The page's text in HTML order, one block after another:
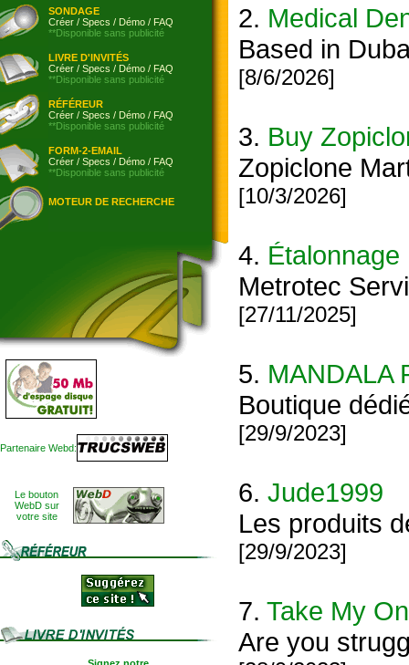
SONDAGE
Créer / Specs / Démo / FAQ
**Disponible sans publicité
LIVRE D'INVITÉS
Créer / Specs / Démo / FAQ
**Disponible sans publicité
RÉFÉREUR
Créer / Specs / Démo / FAQ
**Disponible sans publicité
FORM-2-EMAIL
Créer / Specs / Démo / FAQ
**Disponible sans publicité
MOTEUR DE RECHERCHE
Partenaire Webd:
Le bouton
WebD sur
votre site
2. Medical
Based in
[8/6/2026]
3. Buy
Zopiclone
[10/3/2026]
4. Étalonnage
Metrotec
[27/11/2025]
5. MANDALA
Boutique
[29/9/2023]
6. Jude1999
Les produits
[29/9/2023]
7. Take My
Are you